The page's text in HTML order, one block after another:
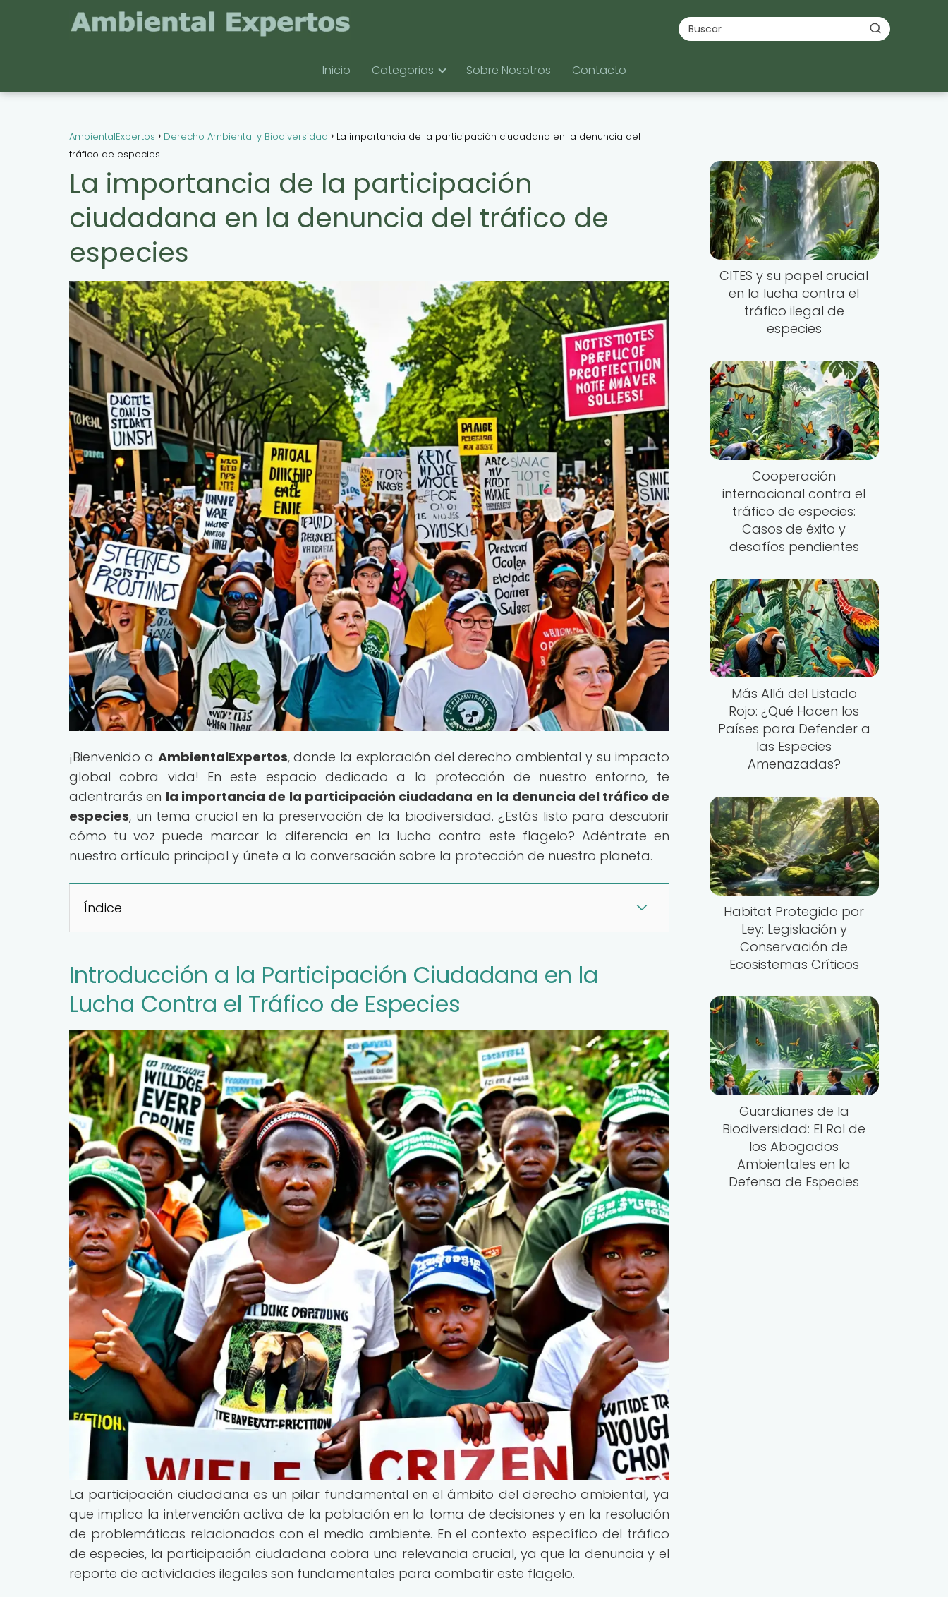
Inicio Categorias Sobre Nosotros Contacto
AmbientalExpertos Derecho Ambiental y Biodiversidad
La importancia de la participación ciudadana en la denuncia del
tráfico de especies
La importancia de la participación
ciudadana en la denuncia del tráfico de
especies
¡Bienvenido a AmbientalExpertos, donde la exploración del derecho ambiental y su impacto
global cobra vida! En este espacio dedicado a la protección de nuestro entorno, te
adentrarás en la importancia de la participación ciudadana en la denuncia del tráfico de
especies, un tema crucial en la preservación de la biodiversidad. ¿Estás listo para descubrir
cómo tu voz puede marcar la diferencia en la lucha contra este flagelo? Adéntrate en
nuestro artículo principal y únete a la conversación sobre la protección de nuestro planeta.
Índice
Introducción a la Participación Ciudadana en la
Lucha Contra el Tráfico de Especies
La participación ciudadana es un pilar fundamental en el ámbito del derecho ambiental, ya
que implica la intervención activa de la población en la toma de decisiones y en la resolución
de problemáticas relacionadas con el medio ambiente. En el contexto específico del tráfico
de especies, la participación ciudadana cobra una relevancia crucial, ya que la denuncia y el
reporte de actividades ilegales son fundamentales para combatir este flagelo.
CITES y su papel crucial
en la lucha contra el
tráfico ilegal de
especies
Cooperación
internacional contra el
tráfico de especies:
Casos de éxito y
desafíos pendientes
Más Allá del Listado
Rojo: ¿Qué Hacen los
Países para Defender a
las Especies
Amenazadas?
Habitat Protegido por
Ley: Legislación y
Conservación de
Ecosistemas Críticos
Guardianes de la
Biodiversidad: El Rol de
los Abogados
Ambientales en la
Defensa de Especies